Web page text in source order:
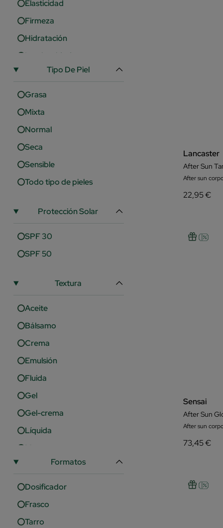
Elasticidad
Firmeza
Hidratación
Luminosidad
Manchas
Nutrición
Protección
Regeneración
Reparación
Revitalizante
Rojeces
Uniformidad
Tipo De Piel
Grasa
Mixta
Normal
Seca
Sensible
Todo tipo de pieles
Protección Solar
SPF 30
SPF 50
Textura
Aceite
Bálsamo
Crema
Emulsión
Fluida
Gel
Gel-crema
Líquida
Mousse
Formatos
Dosificador
Frasco
Tarro
Lancaster
After Sun
After sun
22,95 €
Sensai
After Sun
After sun
73,45 €